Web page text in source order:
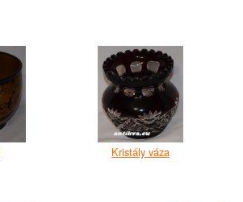
Kristály váza